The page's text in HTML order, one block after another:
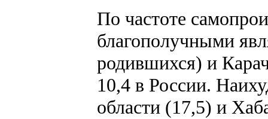
По частоте
благополучными
родившихся) и
10,4 в России.
области (17,5) и